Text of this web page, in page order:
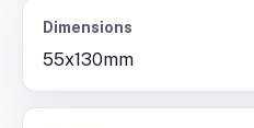
Dimensions
55x130mm